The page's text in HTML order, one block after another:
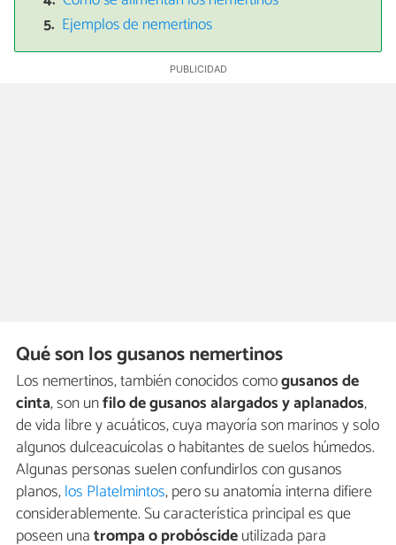
Ejemplos de nemertinos
Qué son los gusanos nemertinos
Los nemertinos, también conocidos comogusanos de
cinta, son unfilo de gusanos alargados y aplanados,
de vida libre y acuáticos, cuya mayoría son marinos y solo
algunos dulceacuícolas o habitantes de suelos húmedos.
Algunas personas suelen confundirlos con gusanos
planos,los Platelmintos, pero su anatomía interna difiere
considerablemente. Su característica principal es que
poseen unatrompa o probóscideutilizada para